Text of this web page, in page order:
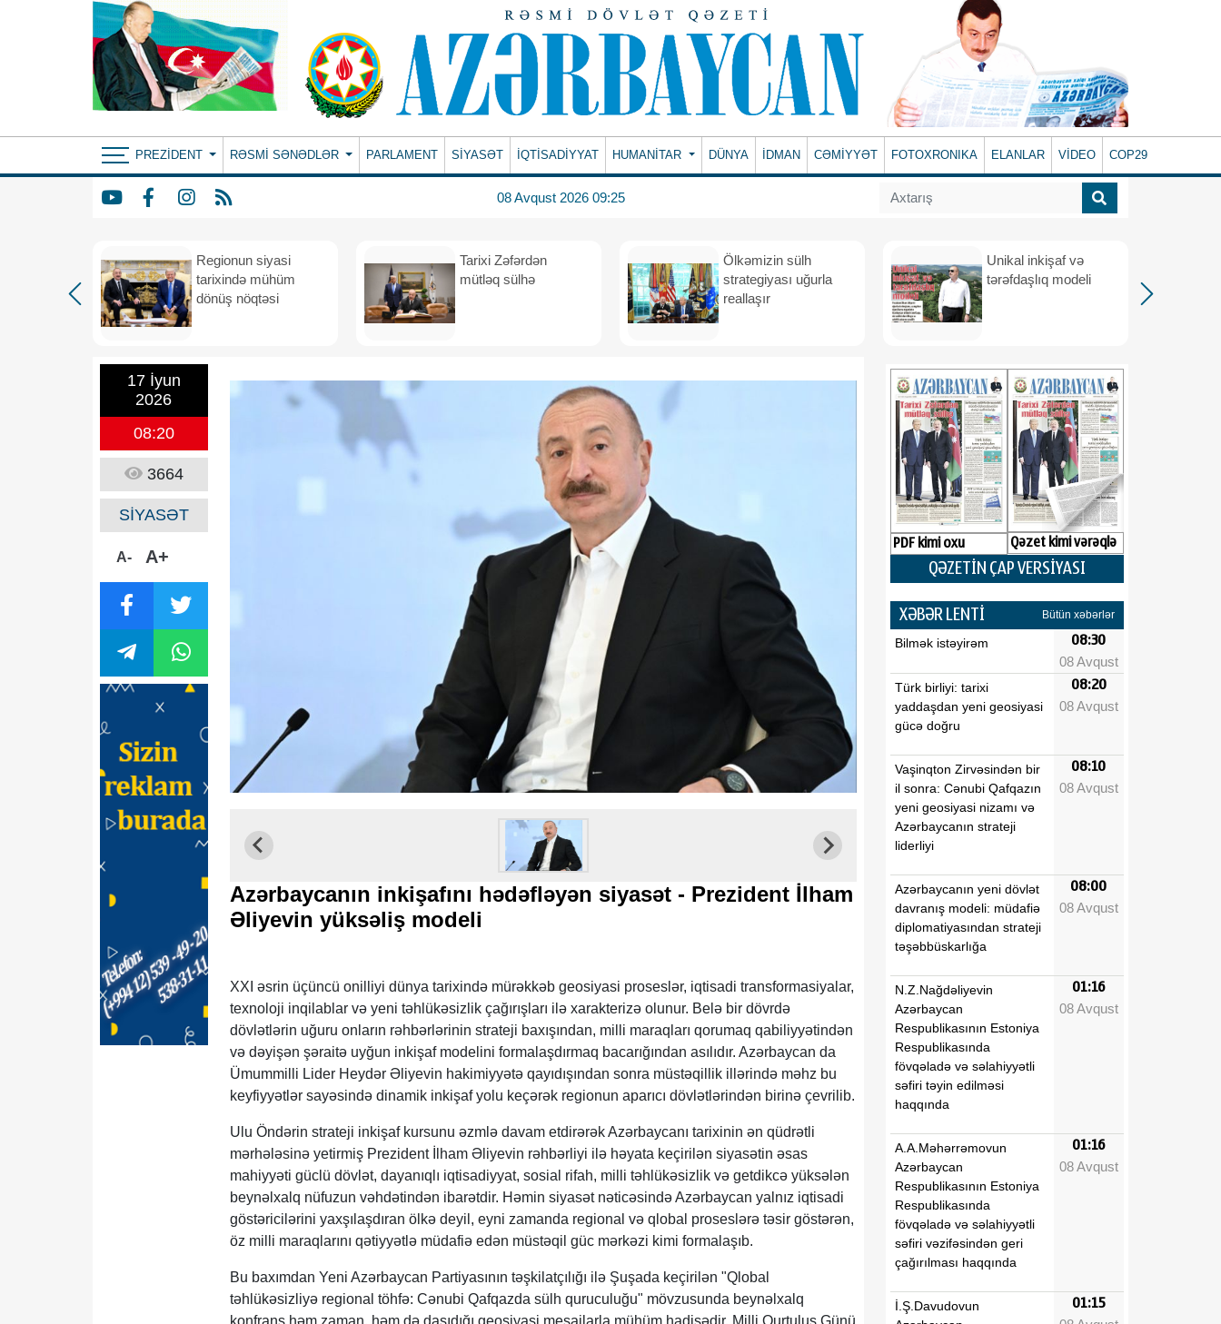
PREZIDENT RƏSMI SƏNƏDLƏR PARLAMENT SİYASƏT İQTİSADİYYAT HUMANITAR DÜNYA İDMAN CƏMİYYƏT FOTOXRONIKA ELANLAR VİDEO COP29
08 Avqust 2026 09:25
Regionun siyasi
tarixində mühüm
dönüş nöqtəsi
Tarixi Zəfərdən
mütləq sülhə
Ölkəmizin sülh
strategiyası uğurla
reallaşır
Unikal inkişaf və
tərəfdaşlıq modeli
17 İyun
2026
08:20
3664
SİYASƏT
A- A+
Azərbaycanın inkişafını hədəfləyən siyasət - Prezident İlham
Əliyevin yüksəliş modeli
XXI əsrin üçüncü onilliyi dünya tarixində mürəkkəb geosiyasi proseslər, iqtisadi transformasiyalar,
texnoloji inqilablar və yeni təhlükəsizlik çağırışları ilə xarakterizə olunur. Belə bir dövrdə
dövlətlərin uğuru onların rəhbərlərinin strateji baxışından, milli maraqları qorumaq qabiliyyətindən
və dəyişən şəraitə uyğun inkişaf modelini formalaşdırmaq bacarığından asılıdır. Azərbaycan da
Ümummilli Lider Heydər Əliyevin hakimiyyətə qayıdışından sonra müstəqillik illərində məhz bu
keyfiyyətlər sayəsində dinamik inkişaf yolu keçərək regionun aparıcı dövlətlərindən birinə çevrilib.
Ulu Öndərin strateji inkişaf kursunu əzmlə davam etdirərək Azərbaycanı tarixinin ən qüdrətli
mərhələsinə yetirmiş Prezident İlham Əliyevin rəhbərliyi ilə həyata keçirilən siyasətin əsas
mahiyyəti güclü dövlət, dayanıqlı iqtisadiyyat, sosial rifah, milli təhlükəsizlik və getdikcə yüksələn
beynəlxalq nüfuzun vəhdətindən ibarətdir. Həmin siyasət nəticəsində Azərbaycan yalnız iqtisadi
göstəricilərini yaxşılaşdıran ölkə deyil, eyni zamanda regional və qlobal proseslərə təsir göstərən,
öz milli maraqlarını qətiyyətlə müdafiə edən müstəqil güc mərkəzi kimi formalaşıb.
Bu baxımdan Yeni Azərbaycan Partiyasının təşkilatçılığı ilə Şuşada keçirilən "Qlobal
təhlükəsizliyə regional töhfə: Cənubi Qafqazda sülh quruculuğu" mövzusunda beynəlxalq
konfrans həm zaman, həm də daşıdığı geosiyasi mesajlarla mühüm hadisədir. Milli Qurtuluş Günü
PDF kimi oxu Qəzet kimi vərəqlə
QƏZETİN ÇAP VERSİYASI
XƏBƏR LENTİ Bütün xəbərlər
Bilmək istəyirəm 08:30
08 Avqust
Türk birliyi: tarixi
yaddaşdan yeni geosiyasi
gücə doğru
08:20
08 Avqust
Vaşinqton Zirvəsindən bir
il sonra: Cənubi Qafqazın
yeni geosiyasi nizamı və
Azərbaycanın strateji
liderliyi
08:10
08 Avqust
Azərbaycanın yeni dövlət
davranış modeli: müdafiə
diplomatiyasından strateji
təşəbbüskarlığa
08:00
08 Avqust
N.Z.Nağdəliyevin
Azərbaycan
Respublikasının Estoniya
Respublikasında
fövqəladə və səlahiyyətli
səfiri təyin edilməsi
haqqında
01:16
08 Avqust
A.A.Məhərrəmovun
Azərbaycan
Respublikasının Estoniya
Respublikasında
fövqəladə və səlahiyyətli
səfiri vəzifəsindən geri
çağırılması haqqında
01:16
08 Avqust
İ.Ş.Davudovun
01:15